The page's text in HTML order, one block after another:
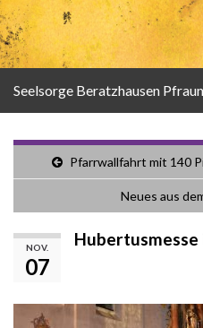
Seelsorge Beratzhausen
Pfarrwallfahrt mit 140
Neues aus
NOV.
07